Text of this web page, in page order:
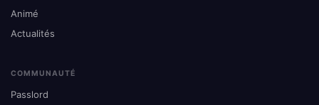
Animé
Actualités
COMMUNAUTÉ
Passlord